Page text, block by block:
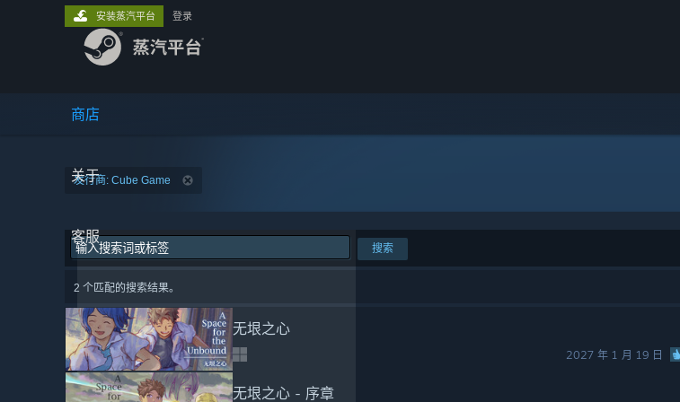
商店
关于
客服
安装蒸汽平台 登录
发行商: Cube Game
搜索
2 个匹配的搜索结果。
无垠之心
2027 年 1 月 19 日
无垠之心 - 序章